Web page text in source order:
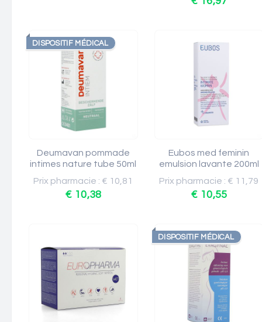
DISPOSITIF MÉDICAL
Deumavan pommade
intimes nature tube 50ml
Prix pharmacie : € 10,81
€ 10,38
Eubos med feminin
emulsion lavante 200ml
Prix pharmacie : € 11,79
€ 10,55
DISPOSITIF MÉDICAL